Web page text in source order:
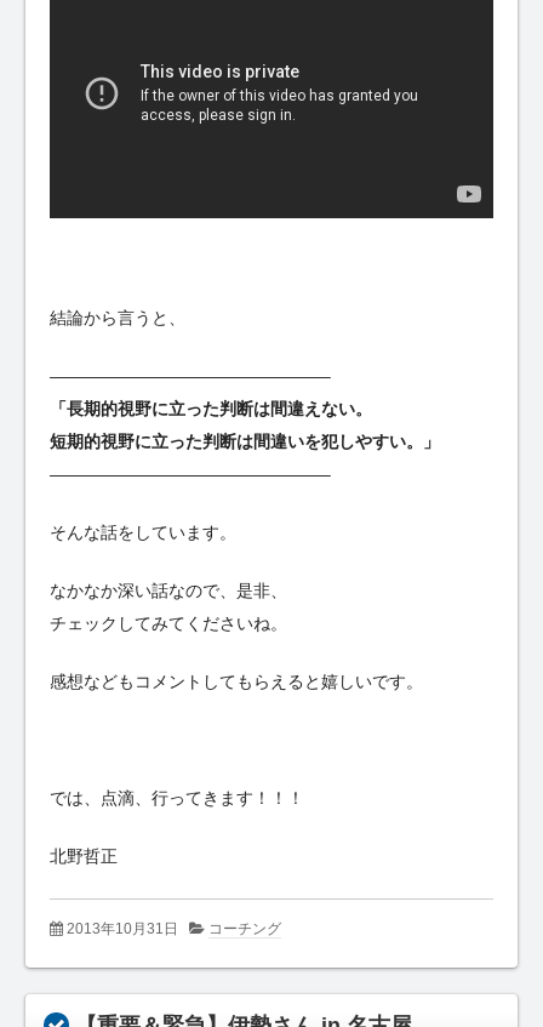
結論から言うと、
————————————————–
「長期的視野に立った判断は間違えない。
短期的視野に立った判断は間違いを犯しやすい。」
————————————————–
そんな話をしています。
なかなか深い話なので、是非、
チェックしてみてくださいね。
感想などもコメントしてもらえると嬉しいです。
では、点滴、行ってきます！！！
北野哲正
2013年10月31日 コーチング